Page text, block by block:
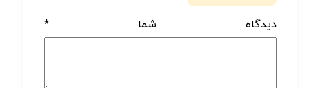
دیدگاه شما*